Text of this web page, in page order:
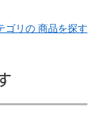
ゴリの 商品を探す